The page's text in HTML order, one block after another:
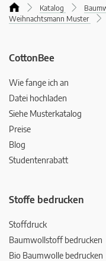
Katalog
Weihnachtsmann Muster
CottonBee
Wie fange ich an
Datei hochladen
Siehe Musterkatalog
Preise
Blog
Studentenrabatt
Stoffe bedrucken
Stoffdruck
Baumwollstoff bedrucken
Bio Baumwolle bedrucken